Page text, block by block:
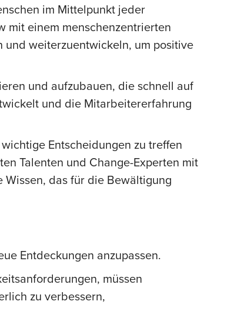
im Mittelpunkt jeder
mit einem menschenzentrierten
und weiterzuentwickeln, um positive
und aufzubauen, die schnell auf
und die Mitarbeitererfahrung
Entscheidungen zu treffen
Talenten und Change-Experten mit
das für die Bewältigung
Entdeckungen anzupassen.
müssen
zu verbessern,